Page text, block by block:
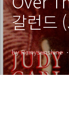
갈런드
1939
by Rainysunshine